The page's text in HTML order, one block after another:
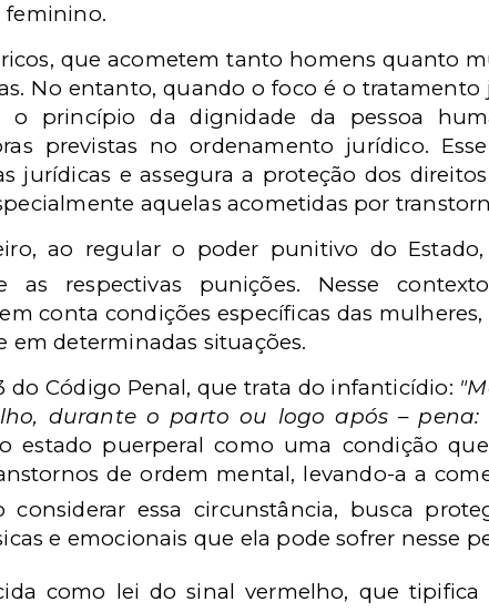
feminino.
que acometem tanto homens quanto
No entanto, quando o foco é o
o princípio da dignidade da pessoa
previstas no ordenamento jurídico.
jurídicas e assegura a proteção dos
aquelas acometidas por
ao regular o poder punitivo do
as respectivas punições. Nesse
conta condições específicas das
determinadas situações.
do Código Penal, que trata do infanticídio:
durante o parto ou logo após –
estado puerperal como uma condição
de ordem mental, levando-a a
considerar essa circunstância, busca
e emocionais que ela pode sofrer nesse
como lei do sinal vermelho, que